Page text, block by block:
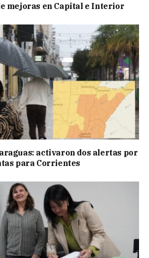
mejoras en Capital e Interior
activaron dos alertas por
para Corrientes